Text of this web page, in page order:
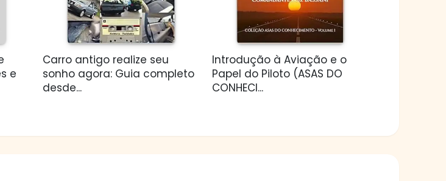
e
Carro antigo realize seu
sonho agora: Guia completo
desde...
Introdução à Aviação e o
Papel do Piloto (ASAS DO
CONHECI...